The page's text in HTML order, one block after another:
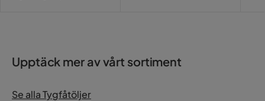
Upptäck mer av vårt sortiment
Se alla Tygfåtöljer